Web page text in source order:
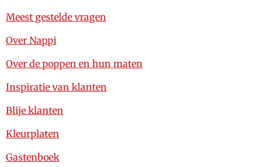
Meest gestelde vragen
Over Nappi
Over de poppen en hun maten
Inspiratie van klanten
Blije klanten
Kleurplaten
Gastenboek